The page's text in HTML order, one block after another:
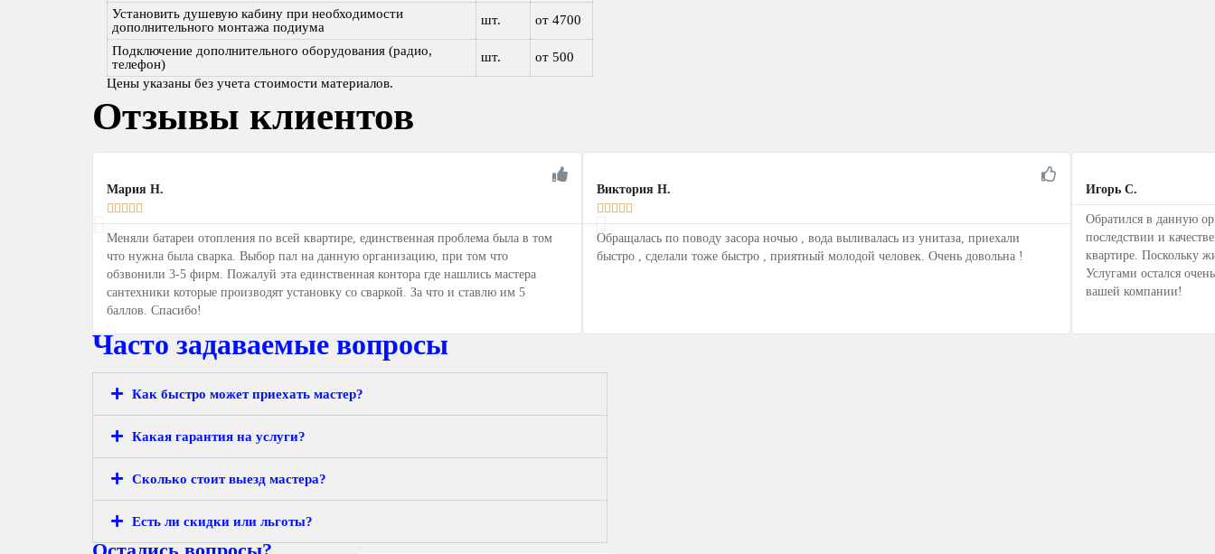
Установить душевую кабину при необходимости
дополнительного монтажа подиума
шт. от 4700
Подключение дополнительного оборудования (радио,
телефон)
шт.
от 500
Цены указаны без учета стоимости материалов.
Отзывы клиентов
Мария Н.
    
Меняли батареи отопления по всей квартире, единственная проблема была в том
что нужна была сварка. Выбор пал на данную организацию, при том что
обзвонили 3-5 фирм. Пожалуй эта единственная контора где нашлись мастера
сантехники которые производят установку со сваркой. За что и ставлю им 5
баллов. Спасибо!
Виктория Н.
    
Обращалась по поводу засора ночью , вода выливалась из унитаза, приехали
быстро , сделали тоже быстро , приятный молодой человек. Очень довольна !
Игорь С.
Обратился в данную
последствии и
квартире. Поскольку
Услугами остался
вашей компании!
Часто задаваемые вопросы
Как быстро может приехать мастер?
Какая гарантия на услуги?
Сколько стоит выезд мастера?
Есть ли скидки или льготы?